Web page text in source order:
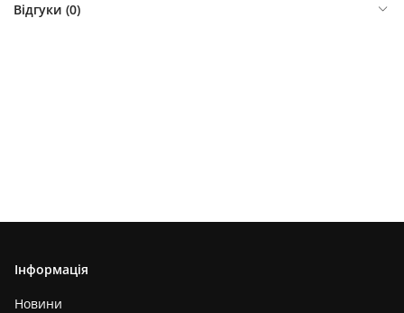
Відгуки (0)
Інформація
Новини